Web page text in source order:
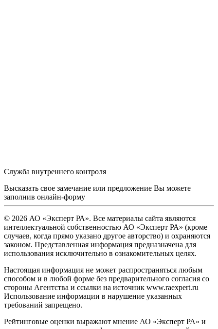
Служба внутреннего контроля
Высказать свое замечание или предложение Вы можете
заполнив онлайн-форму
© 2026 АО «Эксперт РА». Все материалы сайта являются
интеллектуальной собственностью АО «Эксперт РА» (кроме
случаев, когда прямо указано другое авторство) и охраняются
законом. Представленная информация предназначена для
использования исключительно в ознакомительных целях.
Настоящая информация не может распространяться любым
способом и в любой форме без предварительного согласия со
стороны Агентства и ссылки на источник www.raexpert.ru
Использование информации в нарушение указанных
требований запрещено.
Рейтинговые оценки выражают мнение АО «Эксперт РА» и